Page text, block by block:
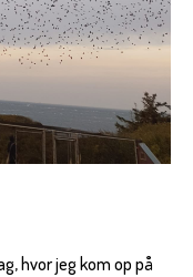
hvor jeg kom op på